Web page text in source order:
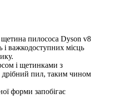
пилососа Dyson v8
важкодоступних місць
і щетинками з
дрібний пил, таким чином
форми запобігає